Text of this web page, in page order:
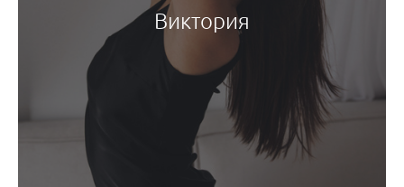
Виктория